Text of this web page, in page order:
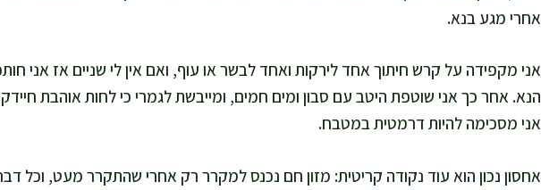
אחרי מגע בנא.
אני מקפידה על קרש חיתוך אחד לירקות ואחד לבשר או עוף, ואם אין לי שניים אז אני
הנא. אחר כך אני שוטפת היטב עם סבון ומים חמים, ומייבשת לגמרי כי לחות אוהבת
אני מסכימה להיות דרמטית במטבח.
אחסון נכון הוא עוד נקודה קריטית: מזון חם נכנס למקרר רק אחרי שהתקרר מעט, וכל